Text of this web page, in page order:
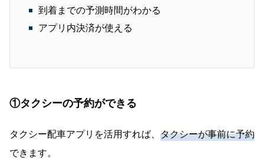
到着までの予測時間がわかる
アプリ内決済が使える
①タクシーの予約ができる
タクシー配車アプリを活用すれば、 タクシーが事前に予約
できます。